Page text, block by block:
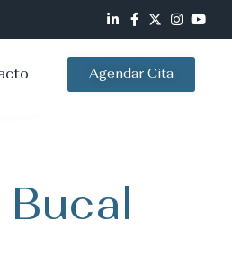
Agendar Cita